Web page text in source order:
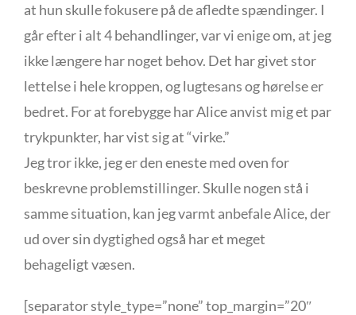
at hun skulle fokusere på de afledte spændinger. I
går efter i alt 4 behandlinger, var vi enige om, at jeg
ikke længere har noget behov. Det har givet stor
lettelse i hele kroppen, og lugtesans og hørelse er
bedret. For at forebygge har Alice anvist mig et par
trykpunkter, har vist sig at “virke.”
Jeg tror ikke, jeg er den eneste med oven for
beskrevne problemstillinger. Skulle nogen stå i
samme situation, kan jeg varmt anbefale Alice, der
ud over sin dygtighed også har et meget
behageligt væsen.
[separator style_type=”none” top_margin=”20″